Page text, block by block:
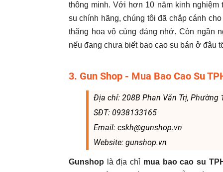
thông minh. Với hơn 10 năm kinh
su chính hãng, chúng tôi đã chắp cánh
thăng hoa vô cùng đáng nhớ. Còn ngần
nếu đang chưa biết bao cao su bán ở đâu
3. Gun Shop - Mua Bao Cao Su
Địa chỉ: 208B Phan Văn Trị, Phường
SĐT: 0938133165
Email: cskh@gunshop.vn
Website: gunshop.vn
Gunshop là địa chỉ mua bao cao su